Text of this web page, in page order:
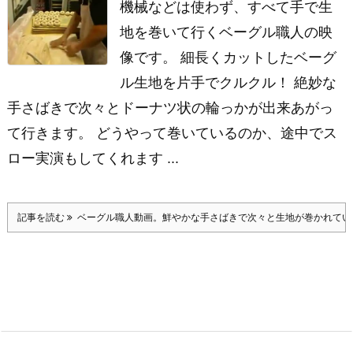
機械などは使わず、すべて手で生
地を巻いて行くベーグル職人の映
像です。 細長くカットしたベーグ
ル生地を片手でクルクル！ 絶妙な
手さばきで次々とドーナツ状の輪っかが出来あがっ
て行きます。 どうやって巻いているのか、途中でス
ロー実演もしてくれます ...
記事を読む ベーグル職人動画。鮮やかな手さばきで次々と生地が巻かれて